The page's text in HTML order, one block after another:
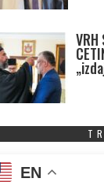
VRH
EN